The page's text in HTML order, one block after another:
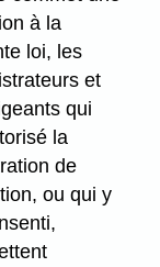
à la
loi, les
et
qui
la
de
ou qui y